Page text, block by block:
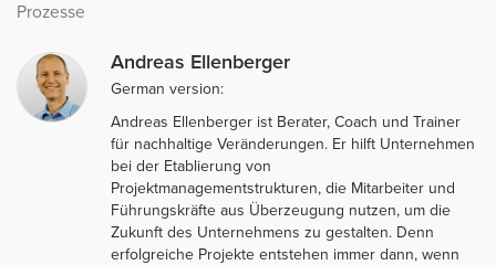
Prozesse
Andreas Ellenberger
German version:
Andreas Ellenberger ist Berater, Coach und Trainer
für nachhaltige Veränderungen. Er hilft Unternehmen
bei der Etablierung von
Projektmanagementstrukturen, die Mitarbeiter und
Führungskräfte aus Überzeugung nutzen, um die
Zukunft des Unternehmens zu gestalten. Denn
erfolgreiche Projekte entstehen immer dann, wenn